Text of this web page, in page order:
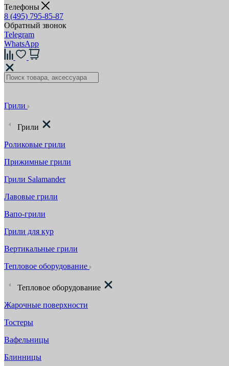
Телефоны
8 (495) 795-85-87
Обратный звонок
Telegram
WhatsApp
Грили
Грили
Роликовые грили
Прижимные грили
Грили Salamander
Лавовые грили
Вапо-грили
Грили для кур
Вертикальные грили
Тепловое оборудование
Тепловое оборудование
Жарочные поверхности
Тостеры
Вафельницы
Блинницы